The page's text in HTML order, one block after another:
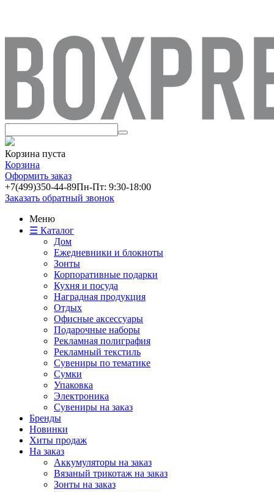
Корзина пуста
Корзина
Оформить заказ
+7(499)350-44-89Пн-Пт: 9:30-18:00
Заказать обратный звонок
Меню
☰ Каталог
Дом
Ежедневники и блокноты
Зонты
Корпоративные подарки
Кухня и посуда
Наградная продукция
Отдых
Офисные аксессуары
Подарочные наборы
Рекламная полиграфия
Рекламный текстиль
Сувениры по тематике
Сумки
Упаковка
Электроника
Сувениры на заказ
Бренды
Новинки
Хиты продаж
На заказ
Аккумуляторы на заказ
Вязаный трикотаж на заказ
Зонты на заказ